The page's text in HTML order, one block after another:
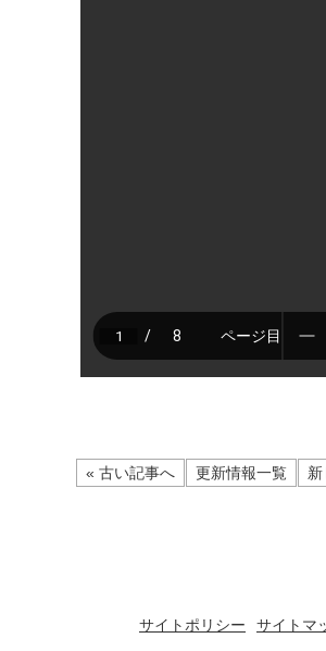
« 古い記事へ 更新情報一覧
サイトポリシー サイトマ